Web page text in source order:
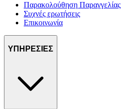
Παρακολούθηση Παραγγελίας
Συχνές ερωτήσεις
Επικοινωνία
ΥΠΗΡΕΣΙΕΣ